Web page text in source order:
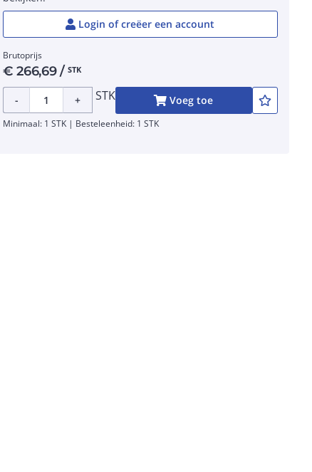
Login of creëer een account
Brutoprijs
€266,69/ STK
- + STK Voeg toe
Minimaal: 1 STK | Besteleenheid: 1 STK